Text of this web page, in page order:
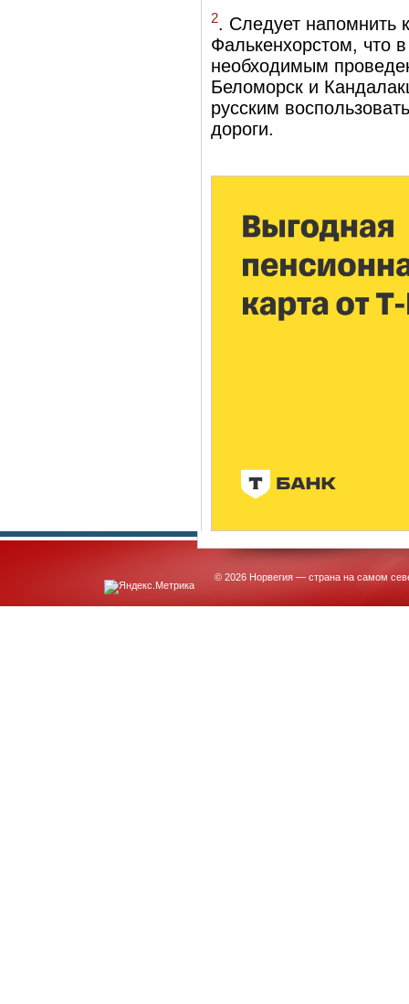
2. Следует напомнить
Фалькенхорстом, что
необходимым
Беломорск и
русским
дороги.
© 2026 Норвегия — страна на самом